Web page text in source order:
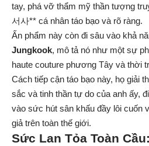
tay, phá vỡ thẩm mỹ thần tượng
서사** cá nhân táo bạo và rõ ràng.
Ấn phẩm này còn đi sâu vào khả
Jungkook, mô tả nó như một sự
haute couture phương Tây và thời
Cách tiếp cận táo bạo này, họ giải
sắc và tinh thần tự do của anh ấy,
vào sức hút sân khấu đầy lôi cuốn
giả trên toàn thế giới.
Sức Lan Tỏa Toàn